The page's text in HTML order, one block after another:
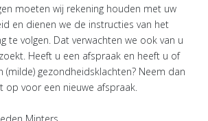
moeten wij rekening houden met uw
en dienen we de instructies van het
te volgen. Dat verwachten we ook van u
Heeft u een afspraak en heeft u of
(milde) gezondheidsklachten? Neem dan
op voor een nieuwe afspraak.